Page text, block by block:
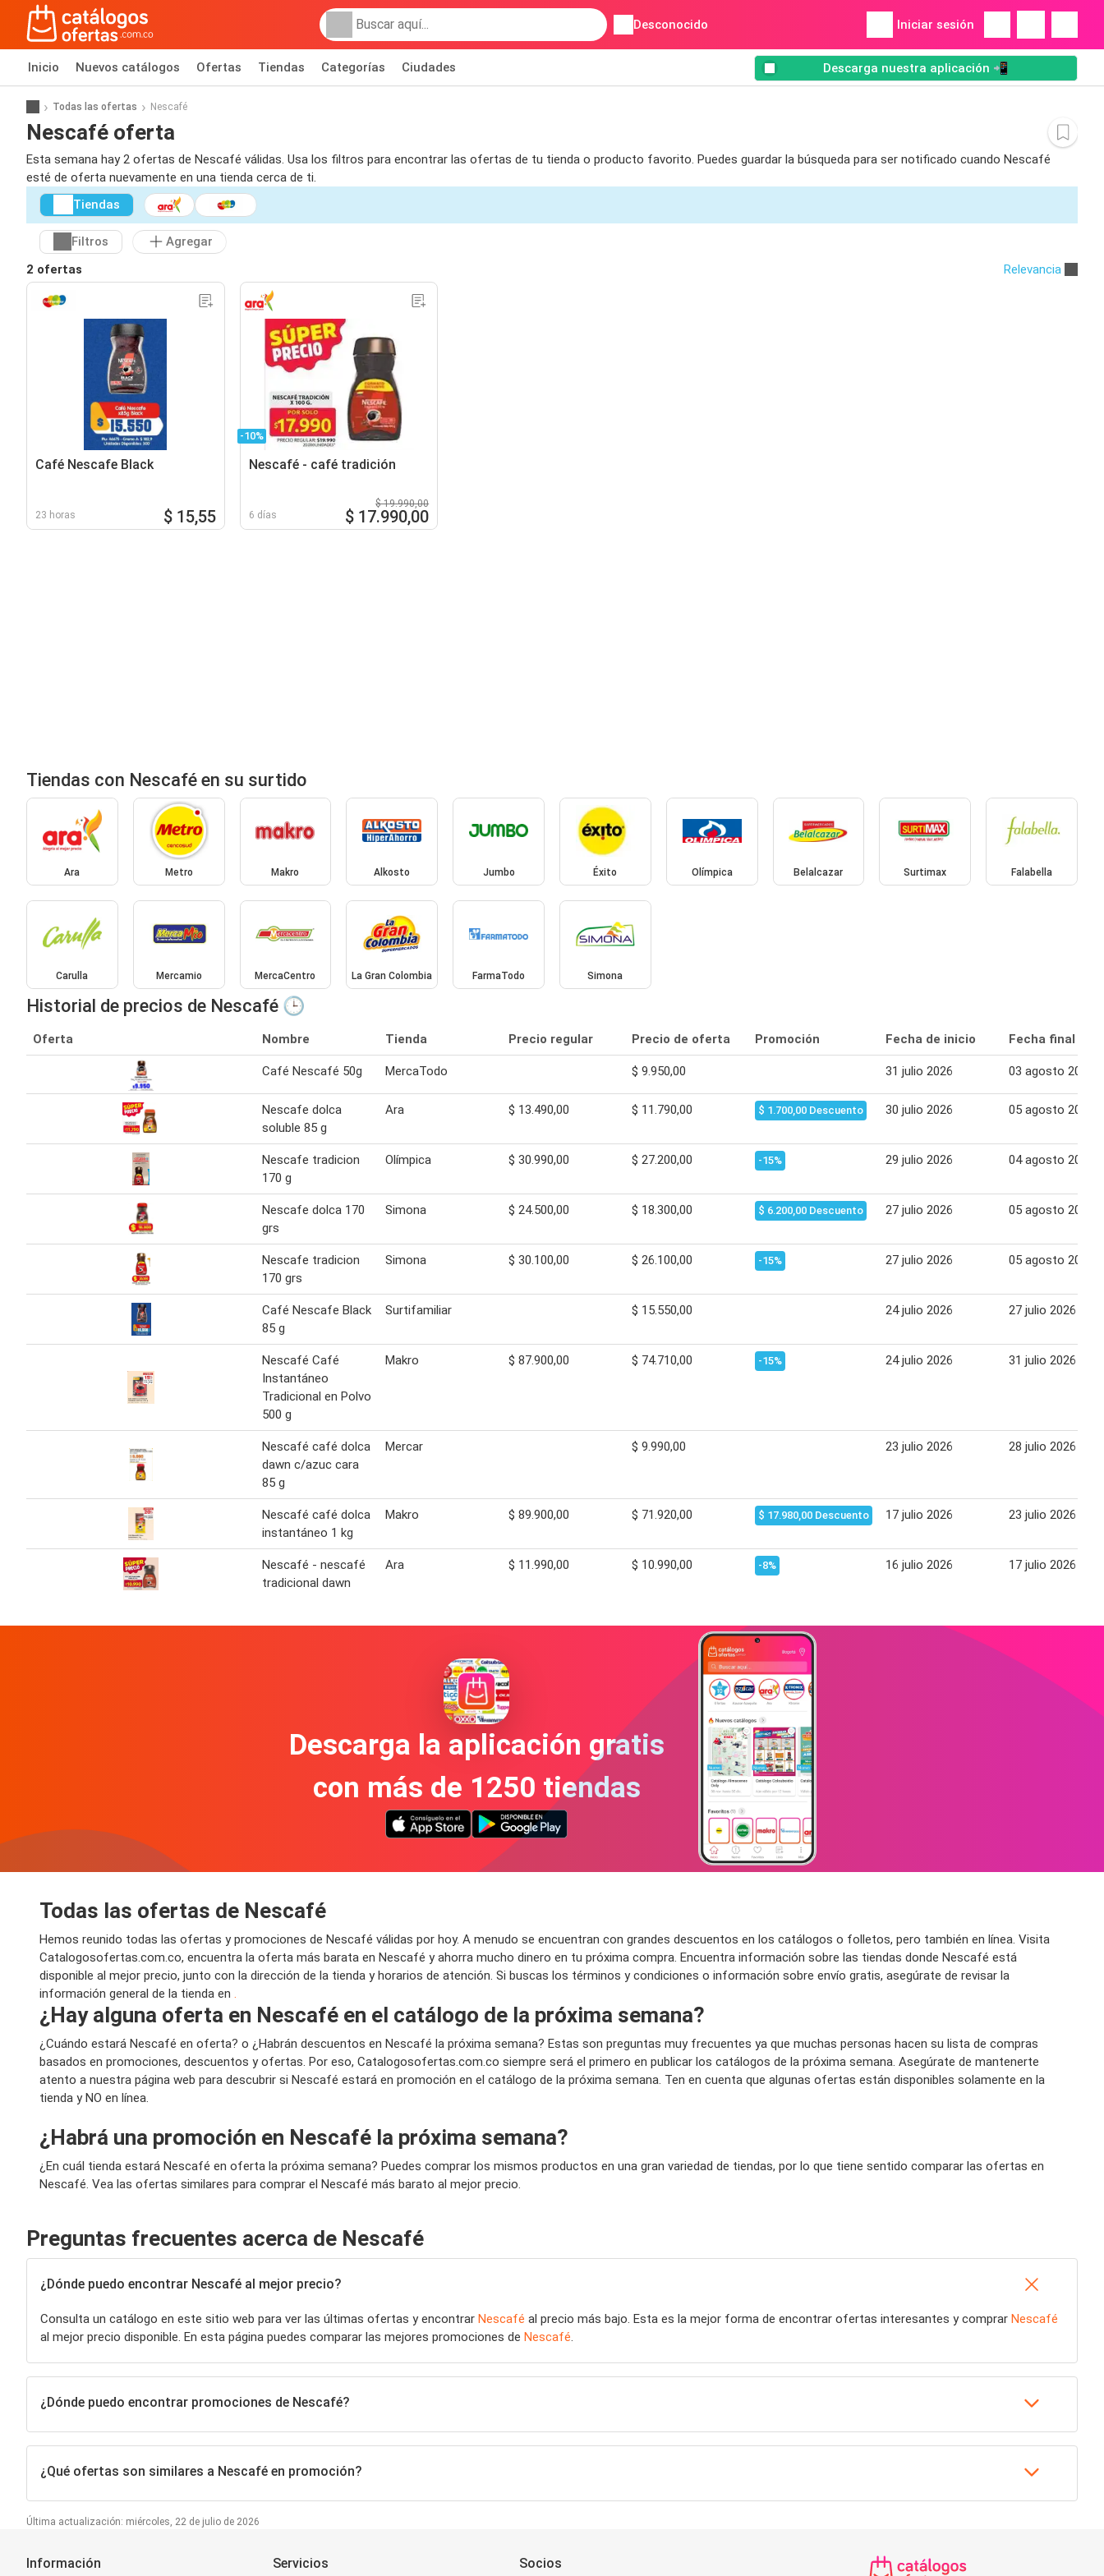
Desconocido Iniciar sesión
Inicio Nuevos catálogos Ofertas Tiendas Categorías Ciudades Descarga nuestra aplicación 📲
Todas las ofertas Nescafé
Nescafé oferta
Esta semana hay 2 ofertas de Nescafé válidas. Usa los filtros para encontrar las ofertas de tu tienda o producto favorito. Puedes guardar la búsqueda para ser notificado cuando Nescafé
esté de oferta nuevamente en una tienda cerca de ti.
Tiendas
Filtros
Agregar
2 ofertas
Relevancia
Café Nescafe Black
23 horas $ 15,55
-10%
Nescafé - café tradición
6 días
$ 19.990,00
$ 17.990,00
Tiendas con Nescafé en su surtido
Ara Metro Makro Alkosto Jumbo Éxito Olímpica Belalcazar Surtimax Falabella
Carulla Mercamio MercaCentro La Gran Colombia FarmaTodo Simona
Historial de precios de Nescafé 🕒
Oferta Nombre Tienda Precio regular Precio de oferta Promoción Fecha de inicio Fecha final
Café Nescafé 50g MercaTodo $ 9.950,00 31 julio 2026 03 agosto 2026
Nescafe dolca
soluble 85 g
Ara $ 13.490,00 $ 11.790,00 $ 1.700,00 Descuento 30 julio 2026 05 agosto 2026
Nescafe tradicion
170 g
Olímpica $ 30.990,00 $ 27.200,00 -15% 29 julio 2026 04 agosto 2026
Nescafe dolca 170
grs
Simona $ 24.500,00 $ 18.300,00 $ 6.200,00 Descuento 27 julio 2026 05 agosto 2026
Nescafe tradicion
170 grs
Simona $ 30.100,00 $ 26.100,00 -15% 27 julio 2026 05 agosto 2026
Café Nescafe Black
85 g
Surtifamiliar $ 15.550,00 24 julio 2026 27 julio 2026
Nescafé Café
Instantáneo
Tradicional en Polvo
500 g
Makro $ 87.900,00 $ 74.710,00 -15% 24 julio 2026 31 julio 2026
Nescafé café dolca
dawn c/azuc cara
85 g
Mercar $ 9.990,00 23 julio 2026 28 julio 2026
Nescafé café dolca
instantáneo 1 kg
Makro $ 89.900,00 $ 71.920,00 $ 17.980,00 Descuento 17 julio 2026 23 julio 2026
Nescafé - nescafé
tradicional dawn
Ara $ 11.990,00 $ 10.990,00 -8% 16 julio 2026 17 julio 2026
Descarga la aplicación gratis
con más de 1250 tiendas
Todas las ofertas de Nescafé
Hemos reunido todas las ofertas y promociones de Nescafé válidas por hoy. A menudo se encuentran con grandes descuentos en los catálogos o folletos, pero también en línea. Visita
Catalogosofertas.com.co, encuentra la oferta más barata en Nescafé y ahorra mucho dinero en tu próxima compra. Encuentra información sobre las tiendas donde Nescafé está
disponible al mejor precio, junto con la dirección de la tienda y horarios de atención. Si buscas los términos y condiciones o información sobre envío gratis, asegúrate de revisar la
información general de la tienda en
¿Hay alguna oferta en Nescafé en el catálogo de la próxima semana?
¿Cuándo estará Nescafé en oferta? o ¿Habrán descuentos en Nescafé la próxima semana? Estas son preguntas muy frecuentes ya que muchas personas hacen su lista de compras
basados en promociones, descuentos y ofertas. Por eso, Catalogosofertas.com.co siempre será el primero en publicar los catálogos de la próxima semana. Asegúrate de mantenerte
atento a nuestra página web para descubrir si Nescafé estará en promoción en el catálogo de la próxima semana. Ten en cuenta que algunas ofertas están disponibles solamente en la
tienda y NO en línea.
¿Habrá una promoción en Nescafé la próxima semana?
¿En cuál tienda estará Nescafé en oferta la próxima semana? Puedes comprar los mismos productos en una gran variedad de tiendas, por lo que tiene sentido comparar las ofertas en
Nescafé. Vea las ofertas similares para comprar el Nescafé más barato al mejor precio.
Preguntas frecuentes acerca de Nescafé
¿Dónde puedo encontrar Nescafé al mejor precio?
Consulta un catálogo en este sitio web para ver las últimas ofertas y encontrar Nescafé al precio más bajo. Esta es la mejor forma de encontrar ofertas interesantes y comprar Nescafé
al mejor precio disponible. En esta página puedes comparar las mejores promociones de Nescafé
¿Dónde puedo encontrar promociones de Nescafé?
¿Qué ofertas son similares a Nescafé en promoción?
Última actualización: miércoles, 22 de julio de 2026
Información Servicios Socios